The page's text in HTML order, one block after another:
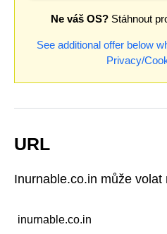
Ne váš OS? Stáhnout
See additional offer below
Privacy/
URL
Inurnable.co.in může
inurnable.co.in